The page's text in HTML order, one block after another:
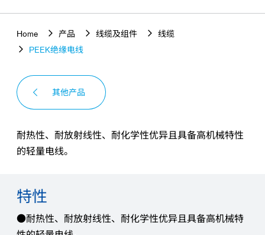
Home 产品 线缆及组件
线缆
PEEK绝缘电线
其他产品
耐热性、耐放射线性、耐化学性优异且具备高机械特性
的轻量电线。
特性
●耐热性、耐放射线性、耐化学性优异且具备高机械特